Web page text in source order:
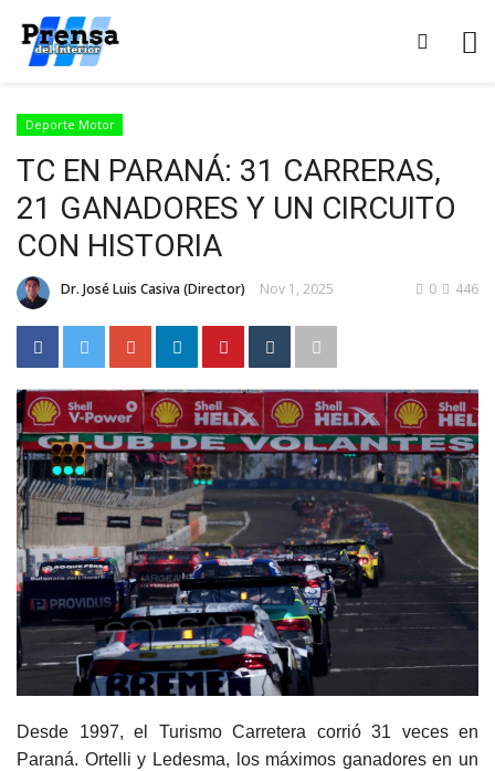
Deporte Motor
TC EN PARANÁ: 31 CARRERAS,
21 GANADORES Y UN CIRCUITO
CON HISTORIA
Dr. José Luis Casiva (Director) Nov 1, 2025 446
0
Desde 1997, el Turismo Carretera corrió 31 veces en
Paraná. Ortelli y Ledesma, los máximos ganadores en un